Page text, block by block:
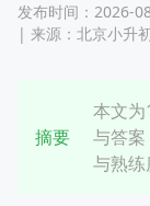
发布时间：2026-
| 来源：北京小升
摘要
本文
与答
与熟练